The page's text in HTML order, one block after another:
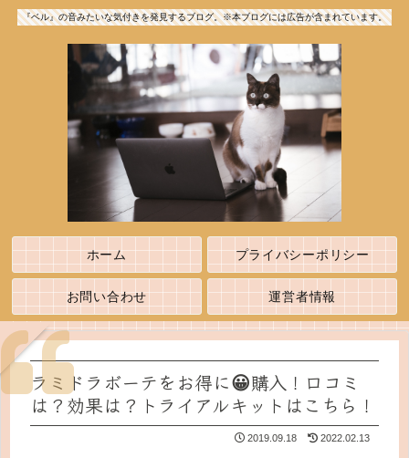
『ベル』の音みたいな気付きを発見するブログ。※本ブログには広告が含まれています。
ホーム プライバシーポリシー
お問い合わせ 運営者情報
ラミドラボーテをお得に😀購入！口コミ
は？効果は？トライアルキットはこちら！
2019.09.18 2022.02.13